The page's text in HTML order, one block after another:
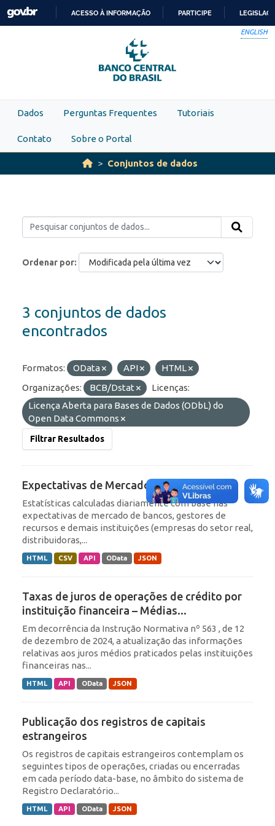
Skip to main content
PARA
O
CONTEÚDO
ACESSO À INFORMAÇÃO PARTICIPE
ENGLISH
Dados Perguntas Frequentes Tutoriais
Contato Sobre o Portal
Conjuntos de dados
Ordenar por
3 conjuntos de dados
encontrados
Formatos: OData API
HTML
Organizações:
BCB/Dstat
Licenças:
Licença Aberta para Bases de Dados (ODbL) do
Open Data Commons
Filtrar Resultados
Expectativas de Mercado
Estatísticas calculadas diariamente com base nas
expectativas de mercado de bancos, gestores de
recursos e demais instituições (empresas do setor real,
distribuidoras,...
HTML CSV API OData JSON
Taxas de juros de operações de crédito por
instituição financeira – Médias...
Em decorrência da Instrução Normativa nº 563 , de 12
de dezembro de 2024, a atualização das informações
relativas aos juros médios praticados pelas instituições
financeiras nas...
HTML API OData JSON
Publicação dos registros de capitais
estrangeiros
Os registros de capitais estrangeiros contemplam os
seguintes tipos de operações, criadas ou encerradas
em cada período data-base, no âmbito do sistema de
Registro Declaratório...
HTML API OData JSON